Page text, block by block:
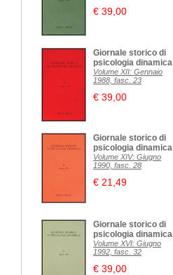
€ 39,00
Giornale storico di
psicologia dinamica
Volume XII: Gennaio
1988, fasc. 23
€ 39,00
Giornale storico di
psicologia dinamica
Volume XIV: Giugno
1990, fasc. 28
€ 21,49
Giornale storico di
psicologia dinamica
Volume XVI: Giugno
1992, fasc. 32
€ 39,00